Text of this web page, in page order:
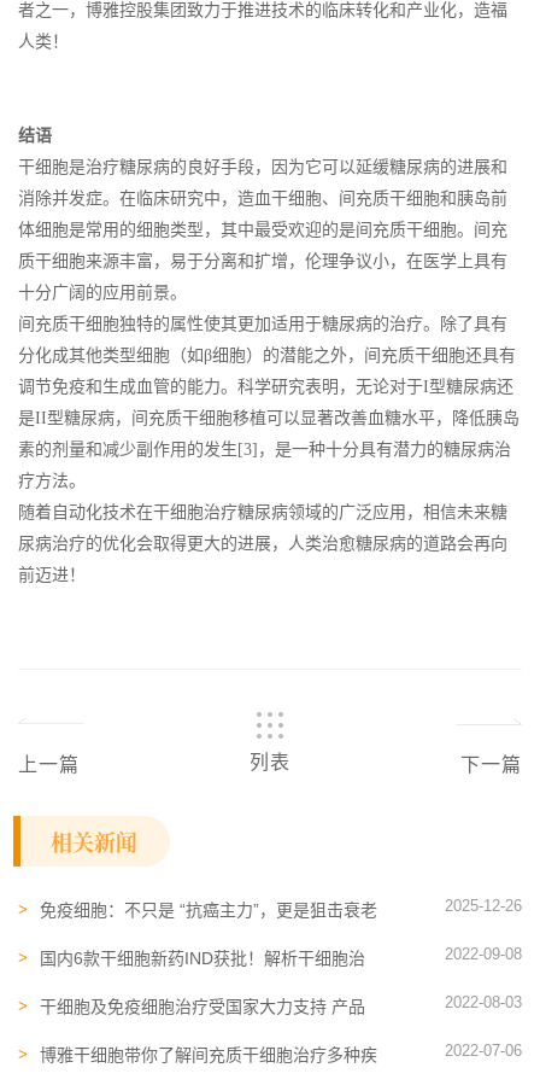
者之一，博雅控股集团致力于推进技术的临床转化和产业化，造福
人类！
结语
干细胞是治疗糖尿病的良好手段，因为它可以延缓糖尿病的进展和
消除并发症。在临床研究中，造血干细胞、间充质干细胞和胰岛前
体细胞是常用的细胞类型，其中最受欢迎的是间充质干细胞。间充
质干细胞来源丰富，易于分离和扩增，伦理争议小，在医学上具有
十分广阔的应用前景。
间充质干细胞独特的属性使其更加适用于糖尿病的治疗。除了具有
分化成其他类型细胞（如β细胞）的潜能之外，间充质干细胞还具有
调节免疫和生成血管的能力。科学研究表明，无论对于I型糖尿病还
是II型糖尿病，间充质干细胞移植可以显著改善血糖水平，降低胰岛
素的剂量和减少副作用的发生[3]，是一种十分具有潜力的糖尿病治
疗方法。
随着自动化技术在干细胞治疗糖尿病领域的广泛应用，相信未来糖
尿病治疗的优化会取得更大的进展，人类治愈糖尿病的道路会再向
前迈进！
上一篇 列表 下一篇
相关新闻
免疫细胞：不只是 “抗癌主力”，更是狙击衰老
2025-12-26
国内6款干细胞新药IND获批！解析干细胞治
2022-09-08
干细胞及免疫细胞治疗受国家大力支持 产品
2022-08-03
博雅干细胞带你了解间充质干细胞治疗多种疾
2022-07-06